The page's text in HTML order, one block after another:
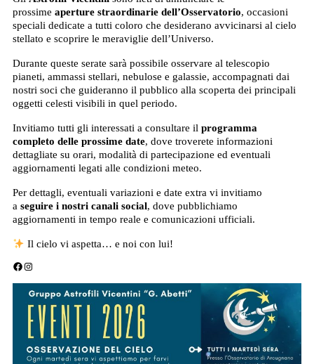
prossime aperture straordinarie dell’Osservatorio, occasioni
speciali dedicate a tutti coloro che desiderano avvicinarsi al cielo
stellato e scoprire le meraviglie dell’Universo.
Durante queste serate sarà possibile osservare al telescopio
pianeti, ammassi stellari, nebulose e galassie, accompagnati dai
nostri soci che guideranno il pubblico alla scoperta dei principali
oggetti celesti visibili in quel periodo.
Invitiamo tutti gli interessati a consultare il programma
completo delle prossime date, dove troverete informazioni
dettagliate su orari, modalità di partecipazione ed eventuali
aggiornamenti legati alle condizioni meteo.
Per dettagli, eventuali variazioni e date extra vi invitiamo
a seguire i nostri canali social, dove pubblichiamo
aggiornamenti in tempo reale e comunicazioni ufficiali.
Il cielo vi aspetta… e noi con lui!
Facebook Instagram